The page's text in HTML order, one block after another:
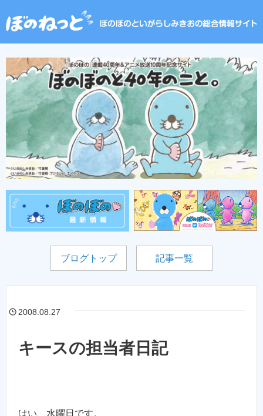
ブログトップ 記事一覧
2008.08.27
キースの担当者日記
はい、水曜日です。